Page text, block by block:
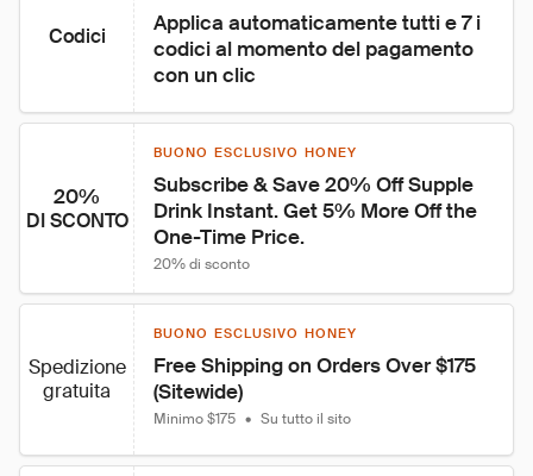
Codici
Applica automaticamente tutti e 7 i
codici al momento del pagamento
con un clic
20%
DI SCONTO
BUONO ESCLUSIVO HONEY
Subscribe & Save 20% Off Supple
Drink Instant. Get 5% More Off the
One-Time Price.
20% di sconto
Spedizione
gratuita
BUONO ESCLUSIVO HONEY
Free Shipping on Orders Over $175
(Sitewide)
Minimo $175 • Su tutto il sito